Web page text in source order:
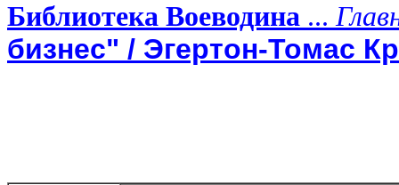
Библиотека Воеводина ...
бизнес" / Эгертон-Томас